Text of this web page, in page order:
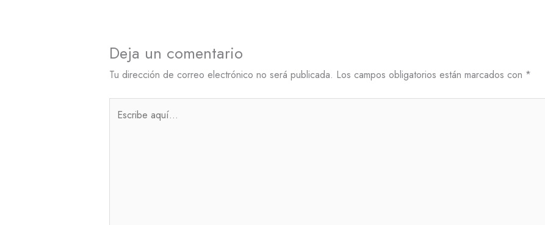
Deja un comentario
Tu dirección de correo electrónico no será publicada. Los campos obligatorios están marcados con *